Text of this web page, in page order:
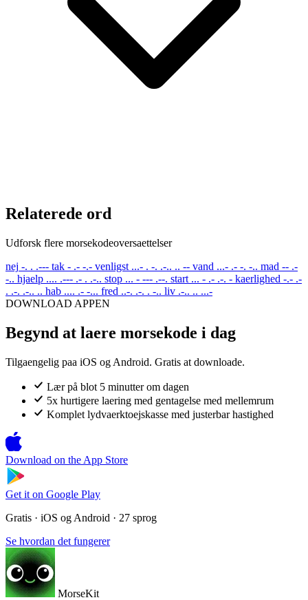
Relaterede ord
Udforsk flere morsekodeoversaettelser
nej -. . .--- tak - .- -.- venligst ...- . -. .-.. .. -- vand ...- .- -. -.. mad -- .-
-.. hjaelp .... .--- .- . .-.. stop ... - --- .--. start ... - .- .-. - kaerlighed -.- .-
. .-. .-.. .. hab .... .- -... fred ..-. .-. . -.. liv .-.. .. ...-
DOWNLOAD APPEN
Begynd at laere morsekode i dag
Tilgaengelig paa iOS og Android. Gratis at downloade.
Lær på blot 5 minutter om dagen
5x hurtigere laering med gentagelse med mellemrum
Komplet lydvaerktoejskasse med justerbar hastighed
Download on the App Store
Get it on Google Play
Gratis · iOS og Android · 27 sprog
Se hvordan det fungerer
MorseKit